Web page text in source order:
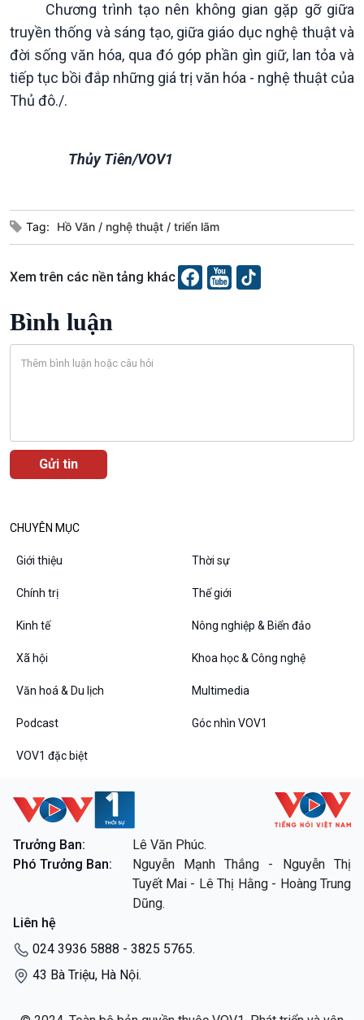
Thanh âm ký sự
Chân dung cuộc sống
Chương trình tạo nên không gian gặp gỡ giữa
truyền thống và sáng tạo, giữa giáo dục nghệ thuật và
đời sống văn hóa, qua đó góp phần gìn giữ, lan tỏa và
tiếp tục bồi đắp những giá trị văn hóa - nghệ thuật của
Thủ đô./.
Thủy Tiên/VOV1
Tag: Hồ Văn nghệ thuật triển lãm
Xem trên các nền tảng khác
Bình luận
CHUYÊN MỤC
Giới thiệu Thời sự
Chính trị Thế giới
Kinh tế Nông nghiệp & Biển đảo
Xã hội Khoa học & Công nghệ
Văn hoá & Du lịch Multimedia
Podcast Góc nhìn VOV1
VOV1 đặc biệt
Trưởng Ban:
Lê Văn Phúc.
Phó Trưởng Ban:
Nguyễn Mạnh Thắng - Nguyễn Thị
Tuyết Mai - Lê Thị Hằng - Hoàng Trung
Dũng.
Liên hệ
024 3936 5888 - 3825 5765.
43 Bà Triệu, Hà Nội.